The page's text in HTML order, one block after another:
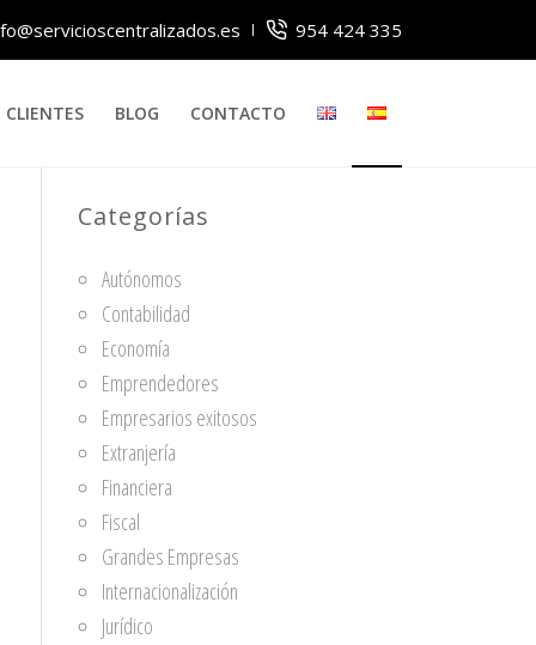
954 424 335
CLIENTES BLOG CONTACTO
Categorías
Autónomos
Contabilidad
Economía
Emprendedores
Empresarios exitosos
Extranjería
Financiera
Fiscal
Grandes Empresas
Internacionalización
Jurídico